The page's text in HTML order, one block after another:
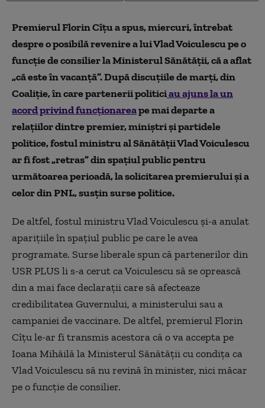
Premierul Florin Cîțu a spus, miercuri, întrebat
despre o posibilă revenire a lui Vlad Voiculescu pe o
funcție de consilier la Ministerul Sănătății, că a aflat
„că este în vacanță”. După discuțiile de marți, din
Coaliție, în care partenerii politiciau ajuns la un
acord privind funcționareape mai departe a
relațiilor dintre premier, miniștri și partidele
politice, fostul ministru al Sănătății Vlad Voiculescu
ar fi fost „retras” din spațiul public pentru
următoarea perioadă, la solicitarea premierului și a
celor din PNL, susțin surse politice.
De altfel, fostul ministru Vlad Voiculescu și-a anulat
aparițiile în spațiul public pe care le avea
programate. Surse liberale spun că partenerilor din
USR PLUS li s-a cerut ca Voiculescu să se oprească
din a mai face declarații care să afecteaze
credibilitatea Guvernului, a ministerului sau a
campaniei de vaccinare. De altfel, premierul Florin
Cîțu le-ar fi transmis acestora că o va accepta pe
Ioana Mihăilă la Ministerul Sănătății cu condița ca
Vlad Voiculescu să nu revină în minister, nici măcar
pe o funcție de consilier.